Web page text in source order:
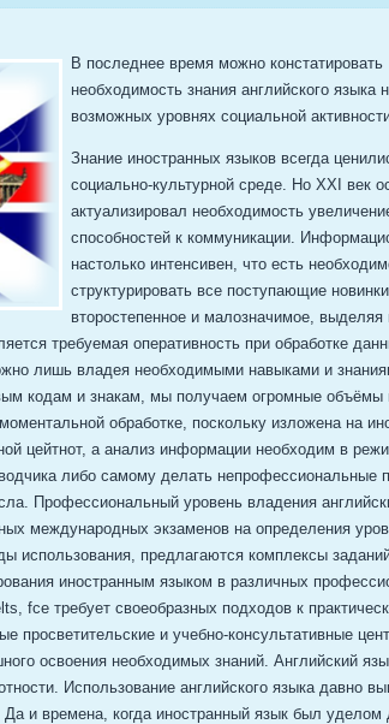
В последнее время можно констатировать
необходимость знания английского языка
возможных уровнях социальной
Знание иностранных языков всегда
социально-культурной среде. Но ХХI век
актуализировал необходимость
способностей к коммуникации.
настолько интенсивен, что есть
структурировать все поступающие
второстепенное и малозначимое,
требуемая оперативность при обработке
лишь владея необходимыми навыками и
кодам и знакам, мы получаем огромные
обработке, поскольку изложена на
цейтнот, а анализ информации необходим в
либо самому делать непрофессиональные
Профессиональный уровень владения
международных экзаменов на определения
использования, предлагаются комплексы
иностранным языком в различных
fce требует своеобразных подходов к
просветительские и учебно-консультативные
освоения необходимых знаний. Английский
Использование английского языка давно
и времена, когда иностранный язык был уделом